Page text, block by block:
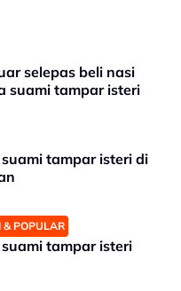
selepas beli nasi
suami tampar isteri
tampar isteri di
& POPULAR
tampar isteri